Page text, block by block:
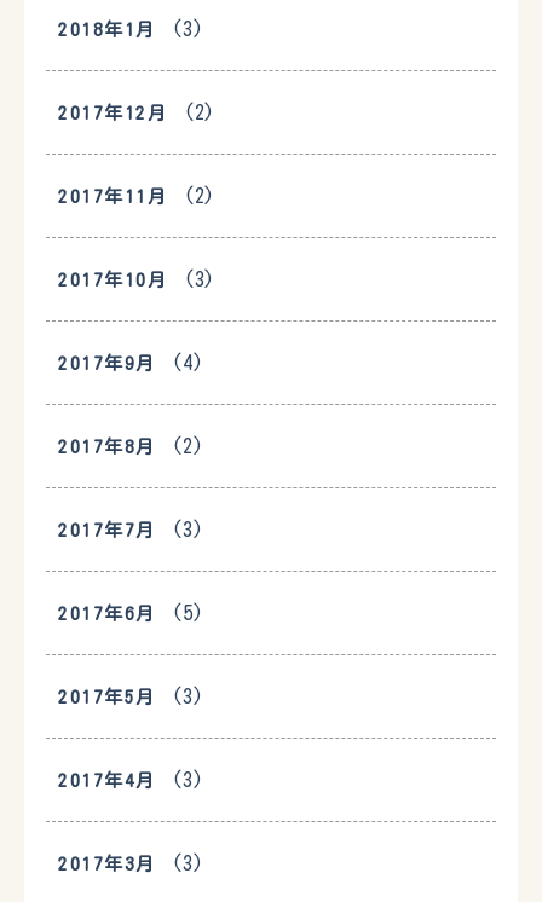
2018年1月 (3)
2017年12月 (2)
2017年11月 (2)
2017年10月 (3)
2017年9月 (4)
2017年8月 (2)
2017年7月 (3)
2017年6月 (5)
2017年5月 (3)
2017年4月 (3)
2017年3月 (3)